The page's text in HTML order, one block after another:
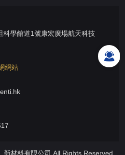
科學館道1號康宏廣場航天科技
網站
材料有限公司 All Rights Reserved.